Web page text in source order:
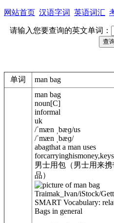
网站首页 汉语字词 英语词汇
请输入您要查询的英文单词：
单词 man bag
man bag
noun[C]
informal
uk
/ˈmæn ˌbæɡ/us
/ˈmæn ˌbæɡ/
abagthat a man uses
男士用包（男士用来
品）
Traimak_Ivan/iStock/
SMART Vocabulary:
Bags in general